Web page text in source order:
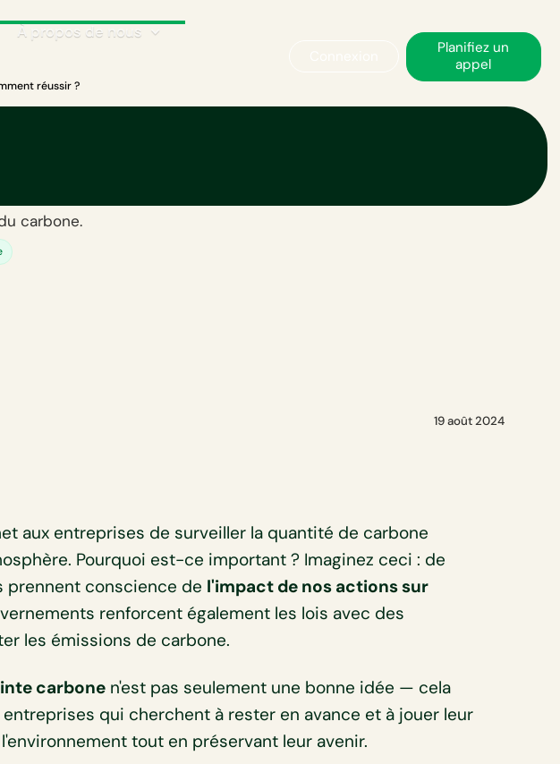
À propos de nous
Planifiez un
appel
réussir ?
carbone.
19 août 2024
aux entreprises de surveiller la quantité de carbone
Pourquoi est-ce important ? Imaginez ceci : de
prennent conscience de l'impact de nos actions sur
renforcent également les lois avec des
les émissions de carbone.
carbonen'est pas seulement une bonne idée — cela
qui cherchent à rester en avance et à jouer leur
tout en préservant leur avenir.